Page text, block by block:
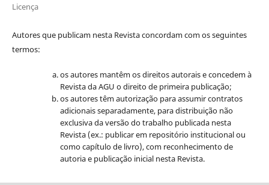
Licença
Autores que publicam nesta Revista concordam com os seguintes
termos:
os autores mantêm os direitos autorais e concedem à
Revista da AGU o direito de primeira publicação;
os autores têm autorização para assumir contratos
adicionais separadamente, para distribuição não
exclusiva da versão do trabalho publicada nesta
Revista (ex.: publicar em repositório institucional ou
como capítulo de livro), com reconhecimento de
autoria e publicação inicial nesta Revista.